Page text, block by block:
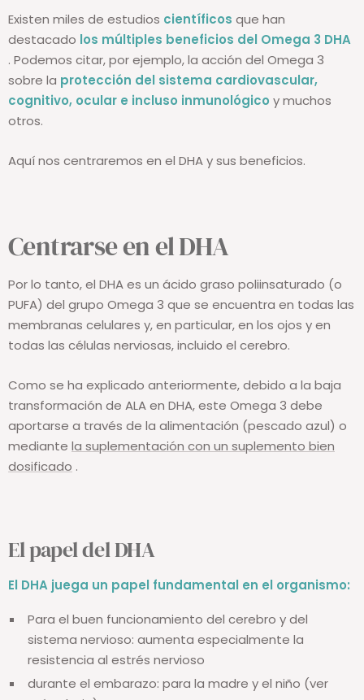
Existen miles de estudios científicos que han
destacado los múltiples beneficios del Omega 3 DHA
. Podemos citar, por ejemplo, la acción del Omega 3
sobre la protección del sistema cardiovascular,
cognitivo, ocular e incluso inmunológico y muchos
otros.
Aquí nos centraremos en el DHA y sus beneficios.
Centrarse en el DHA
Por lo tanto, el DHA es un ácido graso poliinsaturado (o
PUFA) del grupo Omega 3 que se encuentra en todas las
membranas celulares y, en particular, en los ojos y en
todas las células nerviosas, incluido el cerebro.
Como se ha explicado anteriormente, debido a la baja
transformación de ALA en DHA, este Omega 3 debe
aportarse a través de la alimentación (pescado azul) o
mediante la suplementación con un suplemento bien
dosificado .
El papel del DHA
El DHA juega un papel fundamental en el organismo:
Para el buen funcionamiento del cerebro y del
sistema nervioso: aumenta especialmente la
resistencia al estrés nervioso
durante el embarazo: para la madre y el niño (ver